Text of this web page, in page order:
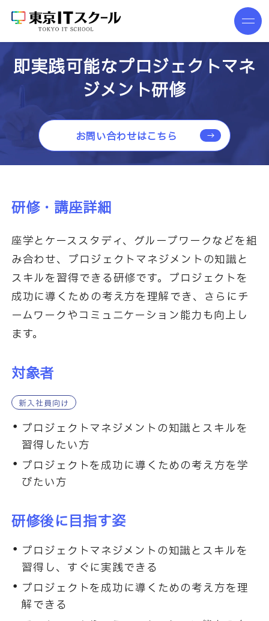
即実践可能なプロジェクトマネ
ジメント研修
お問い合わせはこちら
研修・講座詳細
座学とケーススタディ、グループワークなどを組
み合わせ、プロジェクトマネジメントの知識と
スキルを習得できる研修です。プロジェクトを
成功に導くための考え方を理解でき、さらにチ
ームワークやコミュニケーション能力も向上し
ます。
対象者
新入社員向け
プロジェクトマネジメントの知識とスキルを
習得したい方
プロジェクトを成功に導くための考え方を学
びたい方
研修後に目指す姿
プロジェクトマネジメントの知識とスキルを
習得し、すぐに実践できる
プロジェクトを成功に導くための考え方を理
解できる